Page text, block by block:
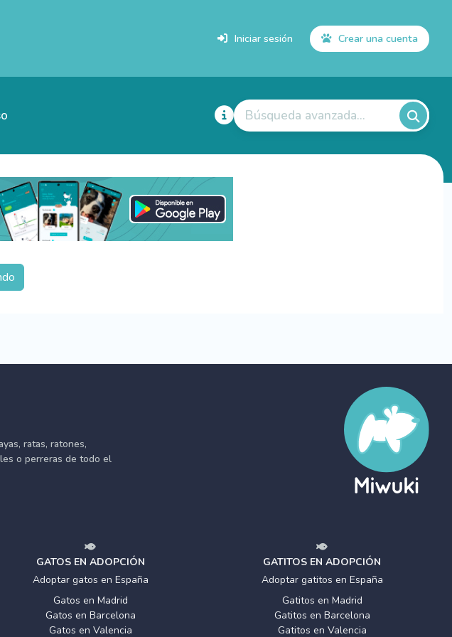
Iniciar sesión Crear una cuenta
Búsqueda avanzada...
ratas, ratones,
o perreras de todo el
GATOS EN ADOPCIÓN
Adoptar gatos en España
Gatos en Madrid
Gatos en Barcelona
Gatos en Valencia
GATITOS EN ADOPCIÓN
Adoptar gatitos en España
Gatitos en Madrid
Gatitos en Barcelona
Gatitos en Valencia